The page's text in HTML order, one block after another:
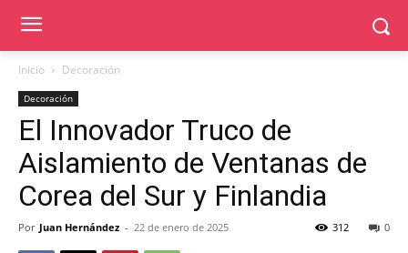
Inicio Decoración
Decoración
El Innovador Truco de
Aislamiento de Ventanas de
Corea del Sur y Finlandia
Por Juan Hernández - 22 de enero de 2025 0
312